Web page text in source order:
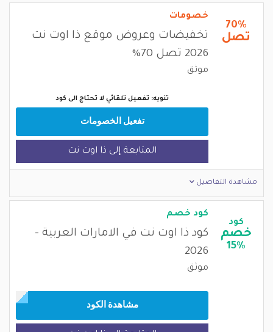
70%
تصل
خصومات
تخفيضات وعروض موقع ذا اوت نت
2026 تصل 70%
موثق
تنويه: تفعيل تلقائي لا تحتاج الى كود
تفعيل الخصومات
المتابعة إلى ذا اوت نت
مشاهدة التفاصيل
كود
خصم
15%
كود خصم
كود ذا اوت نت في الامارات العربية -
2026
موثق
مشاهدة الكود